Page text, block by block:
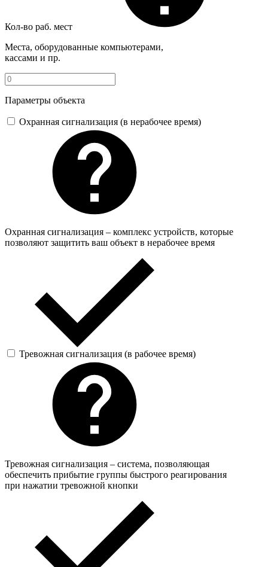
Кол-во раб. мест
Места, оборудованные компьютерами,
кассами и пр.
Параметры объекта
Охранная сигнализация (в нерабочее время)
Охранная сигнализация – комплекс устройств, которые
позволяют защитить ваш объект в нерабочее время
Тревожная сигнализация (в рабочее время)
Тревожная сигнализация – система, позволяющая
обеспечить прибытие группы быстрого реагирования
при нажатии тревожной кнопки